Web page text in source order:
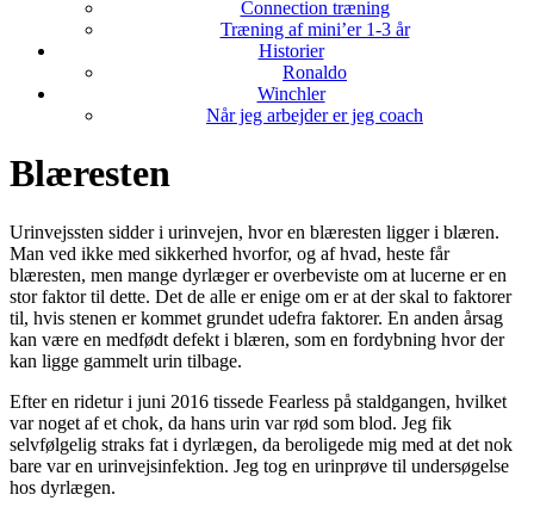
Connection træning
Træning af mini’er 1-3 år
Historier
Ronaldo
Winchler
Når jeg arbejder er jeg coach
Blæresten
Urinvejssten sidder i urinvejen, hvor en blæresten ligger i blæren.
Man ved ikke med sikkerhed hvorfor, og af hvad, heste får
blæresten, men mange dyrlæger er overbeviste om at lucerne er en
stor faktor til dette. Det de alle er enige om er at der skal to faktorer
til, hvis stenen er kommet grundet udefra faktorer. En anden årsag
kan være en medfødt defekt i blæren, som en fordybning hvor der
kan ligge gammelt urin tilbage.
Efter en ridetur i juni 2016 tissede Fearless på staldgangen, hvilket
var noget af et chok, da hans urin var rød som blod. Jeg fik
selvfølgelig straks fat i dyrlægen, da beroligede mig med at det nok
bare var en urinvejsinfektion. Jeg tog en urinprøve til undersøgelse
hos dyrlægen.